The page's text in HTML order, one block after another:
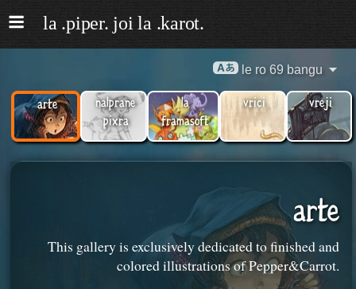
le ro 69 bangu
arte
nalprane
pixra
la
framasoft
vrici vreji
arte
This gallery is exclusively dedicated to finished and
colored illustrations of Pepper&Carrot.